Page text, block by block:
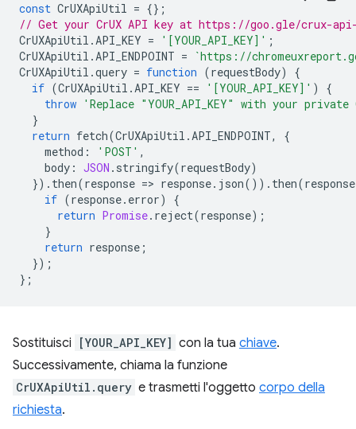
const CrUXApiUtil = {};
// Get your CrUX API key at https://goo.gle/crux-
CrUXApiUtil .API_KEY = '[YOUR_API_KEY]' ;
CrUXApiUtil .API_ENDPOINT =
`https://
CrUXApiUtil .query = function (requestBody)
{
if (CrUXApiUtil .API_KEY == '[YOUR_API_KEY]' )
{
throw 'Replace "YOUR_API_KEY" with your
}
return fetch(CrUXApiUtil .API_ENDPOINT,
{
method : 'POST' ,
body : JSON . stringify(requestBody)
}). then(response => response. json()). then(response
if (response. error)
{
return Promise. reject(response);
}
return response ;
});
};
Sostituisci [YOUR_API_KEY] con la tua chiave.
Successivamente, chiama la funzione
CrUXApiUtil.query e trasmetti l'oggetto corpo della
richiesta.